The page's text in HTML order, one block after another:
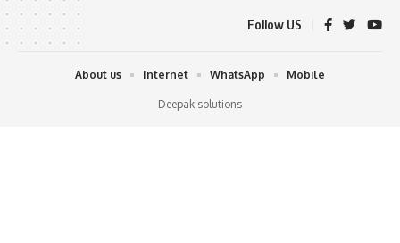
Follow US
Deepak solutions
About us Internet WhatsApp Mobile